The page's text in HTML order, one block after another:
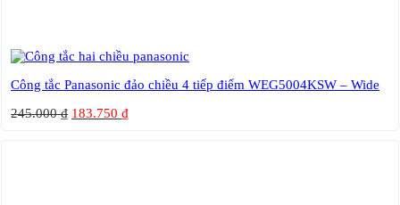
Công tắc Panasonic đảo chiều 4 tiếp điểm WEG5004KSW – Wide
245.000₫ 183.750 ₫